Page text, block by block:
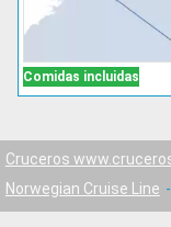
Comidas incluidas
Cruceros
Norwegian Cruise Line